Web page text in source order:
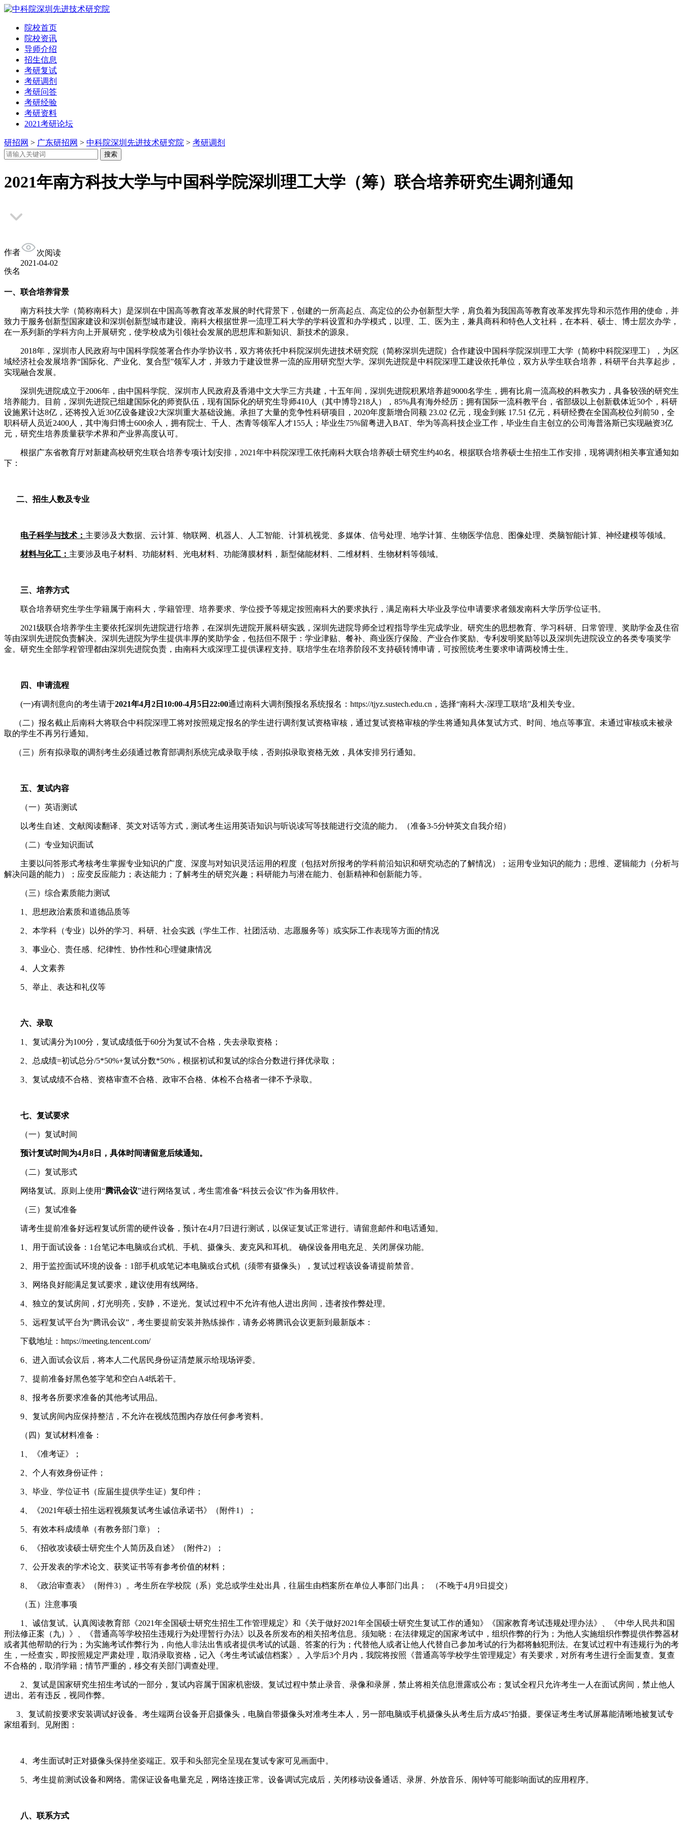
院校首页
院校资讯
导师介绍
招生信息
考研复试
考研调剂
考研问答
考研经验
考研资料
2021考研论坛
研招网 > 广东研招网 > 中科院深圳先进技术研究院 > 考研调剂
2021年南方科技大学与中国科学院深圳理工大学（筹）联合培养研究生调剂通知
作者
佚名
次阅读
2021-04-02
一、联合培养背景
南方科技大学（简称南科大）是深圳在中国高等教育改革发展的时代背景下，创建的一所高起点、高定位的公办创新型大学，肩负着为我国高等教育改革发挥先导和示范作用的使命，并
致力于服务创新型国家建设和深圳创新型城市建设。南科大根据世界一流理工科大学的学科设置和办学模式，以理、工、医为主，兼具商科和特色人文社科，在本科、硕士、博士层次办学，
在一系列新的学科方向上开展研究，使学校成为引领社会发展的思想库和新知识、新技术的源泉。
2018年，深圳市人民政府与中国科学院签署合作办学协议书，双方将依托中科院深圳先进技术研究院（简称深圳先进院）合作建设中国科学院深圳理工大学（简称中科院深理工），为区
域经济社会发展培养“国际化、产业化、复合型”领军人才，并致力于建设世界一流的应用研究型大学。深圳先进院是中科院深理工建设依托单位，双方从学生联合培养，科研平台共享起步，
实现融合发展。
深圳先进院成立于2006年，由中国科学院、深圳市人民政府及香港中文大学三方共建，十五年间，深圳先进院积累培养超9000名学生，拥有比肩一流高校的科教实力，具备较强的研究生
培养能力。目前，深圳先进院已组建国际化的师资队伍，现有国际化的研究生导师410人（其中博导218人），85%具有海外经历；拥有国际一流科教平台，省部级以上创新载体近50个，科研
设施累计达8亿，还将投入近30亿设备建设2大深圳重大基础设施。承担了大量的竞争性科研项目，2020年度新增合同额 23.02 亿元，现金到账 17.51 亿元，科研经费在全国高校位列前50，全
职科研人员近2400人，其中海归博士600余人，拥有院士、千人、杰青等领军人才155人；毕业生75%留粤进入BAT、华为等高科技企业工作，毕业生自主创立的公司海普洛斯已实现融资3亿
元，研究生培养质量获学术界和产业界高度认可。
根据广东省教育厅对新建高校研究生联合培养专项计划安排，2021年中科院深理工依托南科大联合培养硕士研究生约40名。根据联合培养硕士生招生工作安排，现将调剂相关事宜通知如
下：
二、招生人数及专业
电子科学与技术： 主要涉及大数据、云计算、物联网、机器人、人工智能、计算机视觉、多媒体、信号处理、地学计算、生物医学信息、图像处理、类脑智能计算、神经建模等领域。
材料与化工： 主要涉及电子材料、功能材料、光电材料、功能薄膜材料，新型储能材料、二维材料、生物材料等领域。
三、培养方式
联合培养研究生学生学籍属于南科大，学籍管理、培养要求、学位授予等规定按照南科大的要求执行，满足南科大毕业及学位申请要求者颁发南科大学历学位证书。
2021级联合培养学生主要依托深圳先进院进行培养，在深圳先进院开展科研实践，深圳先进院导师全过程指导学生完成学业。研究生的思想教育、学习科研、日常管理、奖助学金及住宿
等由深圳先进院负责解决。深圳先进院为学生提供丰厚的奖助学金，包括但不限于：学业津贴、餐补、商业医疗保险、产业合作奖励、专利发明奖励等以及深圳先进院设立的各类专项奖学
金。研究生全部学程管理都由深圳先进院负责，由南科大或深理工提供课程支持。联培学生在培养阶段不支持硕转博申请，可按照统考生要求申请两校博士生。
四、申请流程
(一)有调剂意向的考生请于2021年4月2日10:00-4月5日22:00通过南科大调剂预报名系统报名：https://tjyz.sustech.edu.cn，选择“南科大-深理工联培”及相关专业。
（二）报名截止后南科大将联合中科院深理工将对按照规定报名的学生进行调剂复试资格审核，通过复试资格审核的学生将通知具体复试方式、时间、地点等事宜。未通过审核或未被录
取的学生不再另行通知。
（三）所有拟录取的调剂考生必须通过教育部调剂系统完成录取手续，否则拟录取资格无效，具体安排另行通知。
五、复试内容
（一）英语测试
以考生自述、文献阅读翻译、英文对话等方式，测试考生运用英语知识与听说读写等技能进行交流的能力。（准备3-5分钟英文自我介绍）
（二）专业知识面试
主要以问答形式考核考生掌握专业知识的广度、深度与对知识灵活运用的程度（包括对所报考的学科前沿知识和研究动态的了解情况）；运用专业知识的能力；思维、逻辑能力（分析与
解决问题的能力）；应变反应能力；表达能力；了解考生的研究兴趣；科研能力与潜在能力、创新精神和创新能力等。
（三）综合素质能力测试
1、思想政治素质和道德品质等
2、本学科（专业）以外的学习、科研、社会实践（学生工作、社团活动、志愿服务等）或实际工作表现等方面的情况
3、事业心、责任感、纪律性、协作性和心理健康情况
4、人文素养
5、举止、表达和礼仪等
六、录取
1、复试满分为100分，复试成绩低于60分为复试不合格，失去录取资格；
2、总成绩=初试总分/5*50%+复试分数*50%，根据初试和复试的综合分数进行择优录取；
3、复试成绩不合格、资格审查不合格、政审不合格、体检不合格者一律不予录取。
七、复试要求
（一）复试时间
预计复试时间为4月8日，具体时间请留意后续通知。
（二）复试形式
网络复试。原则上使用“腾讯会议”进行网络复试，考生需准备“科技云会议”作为备用软件。
（三）复试准备
请考生提前准备好远程复试所需的硬件设备，预计在4月7日进行测试，以保证复试正常进行。请留意邮件和电话通知。
1、用于面试设备：1台笔记本电脑或台式机、手机、摄像头、麦克风和耳机。 确保设备用电充足、关闭屏保功能。
2、用于监控面试环境的设备：1部手机或笔记本电脑或台式机（须带有摄像头），复试过程该设备请提前禁音。
3、网络良好能满足复试要求，建议使用有线网络。
4、独立的复试房间，灯光明亮，安静，不逆光。复试过程中不允许有他人进出房间，违者按作弊处理。
5、远程复试平台为“腾讯会议”，考生要提前安装并熟练操作，请务必将腾讯会议更新到最新版本：
下载地址：https://meeting.tencent.com/
6、进入面试会议后，将本人二代居民身份证清楚展示给现场评委。
7、提前准备好黑色签字笔和空白A4纸若干。
8、报考各所要求准备的其他考试用品。
9、复试房间内应保持整洁，不允许在视线范围内存放任何参考资料。
（四）复试材料准备：
1、《准考证》；
2、个人有效身份证件；
3、毕业、学位证书（应届生提供学生证）复印件；
4、《2021年硕士招生远程视频复试考生诚信承诺书》（附件1）；
5、有效本科成绩单（有教务部门章）；
6、《招收攻读硕士研究生个人简历及自述》（附件2）；
7、公开发表的学术论文、获奖证书等有参考价值的材料；
8、《政治审查表》（附件3）。考生所在学校院（系）党总或学生处出具，往届生由档案所在单位人事部门出具； （不晚于4月9日提交）
（五）注意事项
1、诚信复试。认真阅读教育部《2021年全国硕士研究生招生工作管理规定》和《关于做好2021年全国硕士研究生复试工作的通知》《国家教育考试违规处理办法》、《中华人民共和国
刑法修正案（九）》、《普通高等学校招生违规行为处理暂行办法》以及各所发布的相关招考信息。须知晓：在法律规定的国家考试中，组织作弊的行为；为他人实施组织作弊提供作弊器材
或者其他帮助的行为；为实施考试作弊行为，向他人非法出售或者提供考试的试题、答案的行为；代替他人或者让他人代替自己参加考试的行为都将触犯刑法。在复试过程中有违规行为的考
生，一经查实，即按照规定严肃处理，取消录取资格，记入《考生考试诚信档案》。入学后3个月内，我院将按照《普通高等学校学生管理规定》有关要求，对所有考生进行全面复查。复查
不合格的，取消学籍；情节严重的，移交有关部门调查处理。
2、复试是国家研究生招生考试的一部分，复试内容属于国家机密级。复试过程中禁止录音、录像和录屏，禁止将相关信息泄露或公布；复试全程只允许考生一人在面试房间，禁止他人
进出。若有违反，视同作弊。
3、复试前按要求安装调试好设备。考生端两台设备开启摄像头，电脑自带摄像头对准考生本人，另一部电脑或手机摄像头从考生后方成45°拍摄。要保证考生考试屏幕能清晰地被复试专
家组看到。见附图：
4、考生面试时正对摄像头保持坐姿端正。双手和头部完全呈现在复试专家可见画面中。
5、考生提前测试设备和网络。需保证设备电量充足，网络连接正常。设备调试完成后，关闭移动设备通话、录屏、外放音乐、闹钟等可能影响面试的应用程序。
八、联系方式